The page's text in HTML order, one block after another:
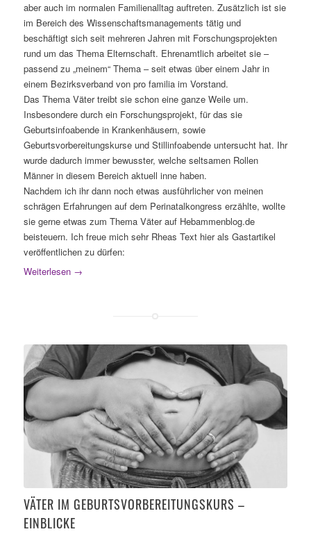
aber auch im normalen Familienalltag auftreten. Zusätzlich ist sie
im Bereich des Wissenschaftsmanagements tätig und
beschäftigt sich seit mehreren Jahren mit Forschungsprojekten
rund um das Thema Elternschaft. Ehrenamtlich arbeitet sie –
passend zu „meinem“ Thema – seit etwas über einem Jahr in
einem Bezirksverband von pro familia im Vorstand.
Das Thema Väter treibt sie schon eine ganze Weile um.
Insbesondere durch ein Forschungsprojekt, für das sie
Geburtsinfoabende in Krankenhäusern, sowie
Geburtsvorbereitungskurse und Stillinfoabende untersucht hat. Ihr
wurde dadurch immer bewusster, welche seltsamen Rollen
Männer in diesem Bereich aktuell inne haben.
Nachdem ich ihr dann noch etwas ausführlicher von meinen
schrägen Erfahrungen auf dem Perinatalkongress erzählte, wollte
sie gerne etwas zum Thema Väter auf Hebammenblog.de
beisteuern. Ich freue mich sehr Rheas Text hier als Gastartikel
veröffentlichen zu dürfen:
Weiterlesen→
VÄTER IM GEBURTSVORBEREITUNGSKURS –
EINBLICKE